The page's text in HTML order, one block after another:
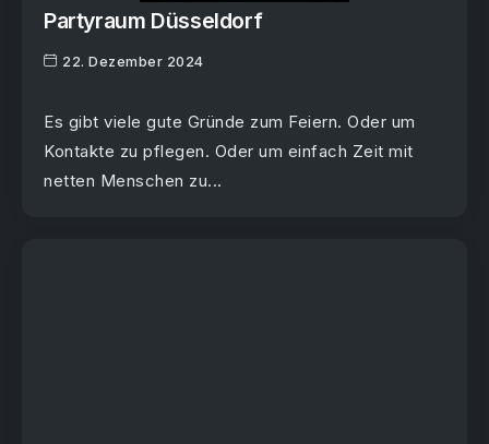
Partyraum Düsseldorf
22. Dezember 2024
Es gibt viele gute Gründe zum Feiern. Oder um
Kontakte zu pflegen. Oder um einfach Zeit mit
netten Menschen zu...